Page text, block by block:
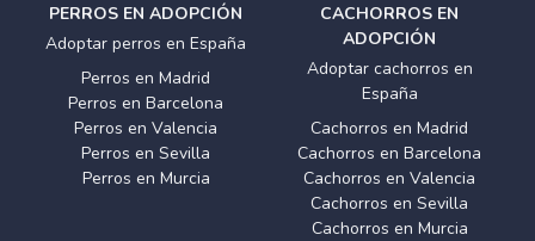
PERROS EN ADOPCIÓN
Adoptar perros en España
Perros en Madrid
Perros en Barcelona
Perros en Valencia
Perros en Sevilla
Perros en Murcia
CACHORROS EN
ADOPCIÓN
Adoptar cachorros en
España
Cachorros en Madrid
Cachorros en Barcelona
Cachorros en Valencia
Cachorros en Sevilla
Cachorros en Murcia